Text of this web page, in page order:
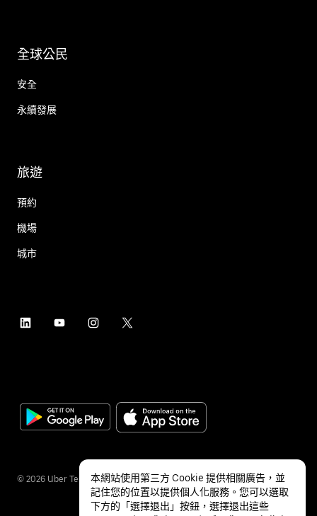
全球公民
安全
永續發展
旅遊
預約
機場
城市
© 2026 Uber Technologies Inc.
本網站使用第三方 Cookie 提供相關廣告，並
記住您的位置以提供個人化服務。您可以選取
下方的「選擇退出」按鈕，選擇退出這些